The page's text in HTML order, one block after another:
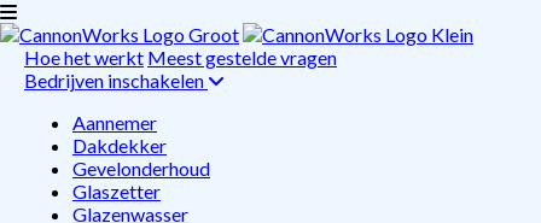
Hoe het werkt Meest gestelde vragen
Bedrijven inschakelen
Aannemer
Dakdekker
Gevelonderhoud
Glaszetter
Glazenwasser